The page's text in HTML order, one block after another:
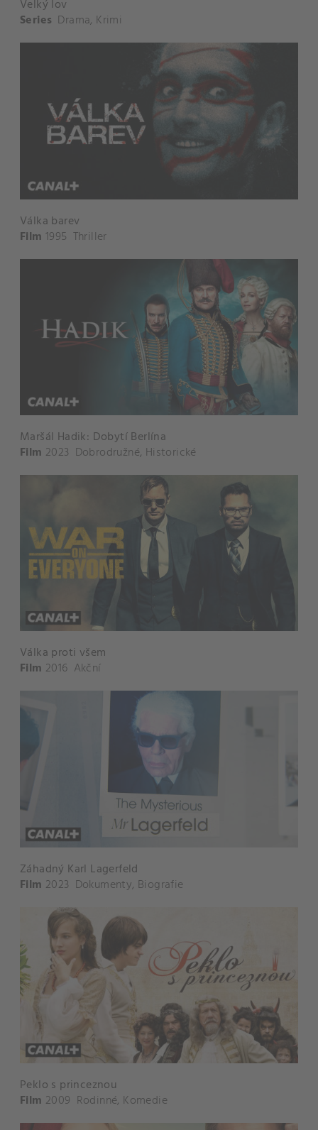
Velký lov
Series Drama, Krimi
Válka barev
Film 1995 Thriller
Maršál Hadik: Dobytí Berlína
Film 2023 Dobrodružné, Historické
Válka proti všem
Film 2016 Akční
Záhadný Karl Lagerfeld
Film 2023 Dokumenty, Biografie
Peklo s princeznou
Film 2009 Rodinné, Komedie